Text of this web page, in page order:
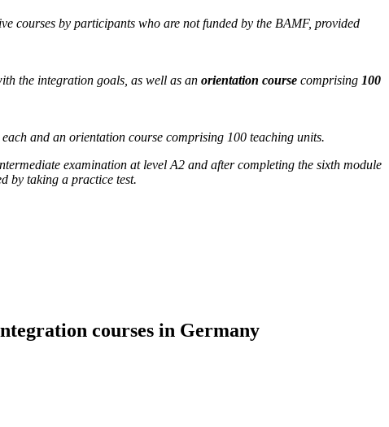
courses by participants who are not funded by the BAMF, provided
the integration goals, as well as an orientation course comprising 100
and an orientation course comprising 100 teaching units.
examination at level A2 and after completing the sixth module
by taking a practice test.
courses in Germany